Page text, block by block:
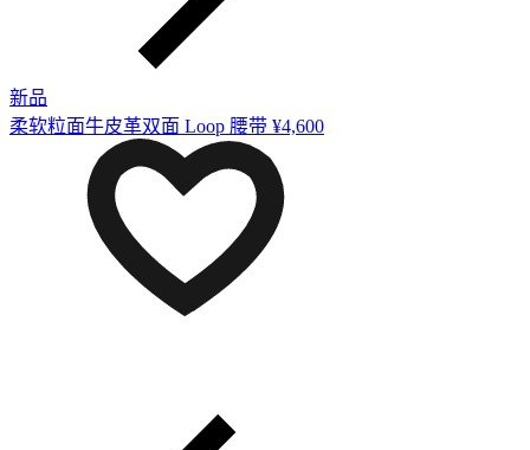
新品
柔软粒面牛皮革双面 Loop 腰带 ¥4,600